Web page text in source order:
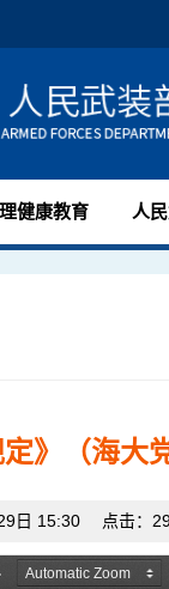
健康教育 人
》（海大
日 15:30 点击：